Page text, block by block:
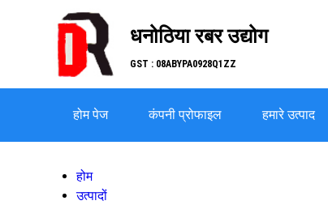
धनोठिया रबर उद्योग
GST : 08ABYPA0928Q1ZZ
होम पेज कंपनी प्रोफाइल हमारे उत्पाद
होम
उत्पादों